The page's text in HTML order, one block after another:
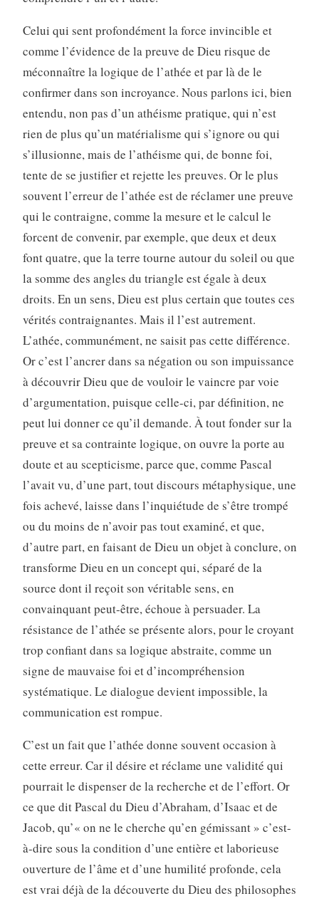
Celui qui sent profondément la force invincible et
comme l’évidence de la preuve de Dieu risque de
méconnaître la logique de l’athée et par là de le
confirmer dans son incroyance. Nous parlons ici, bien
entendu, non pas d’un athéisme pratique, qui n’est
rien de plus qu’un matérialisme qui s’ignore ou qui
s’illusionne, mais de l’athéisme qui, de bonne foi,
tente de se justifier et rejette les preuves. Or le plus
souvent l’erreur de l’athée est de réclamer une preuve
qui le contraigne, comme la mesure et le calcul le
forcent de convenir, par exemple, que deux et deux
font quatre, que la terre tourne autour du soleil ou que
la somme des angles du triangle est égale à deux
droits. En un sens, Dieu est plus certain que toutes ces
vérités contraignantes. Mais il l’est autrement.
L’athée, communément, ne saisit pas cette différence.
Or c’est l’ancrer dans sa négation ou son impuissance
à découvrir Dieu que de vouloir le vaincre par voie
d’argumentation, puisque celle-ci, par définition, ne
peut lui donner ce qu’il demande. À tout fonder sur la
preuve et sa contrainte logique, on ouvre la porte au
doute et au scepticisme, parce que, comme Pascal
l’avait vu, d’une part, tout discours métaphysique, une
fois achevé, laisse dans l’inquiétude de s’être trompé
ou du moins de n’avoir pas tout examiné, et que,
d’autre part, en faisant de Dieu un objet à conclure, on
transforme Dieu en un concept qui, séparé de la
source dont il reçoit son véritable sens, en
convainquant peut-être, échoue à persuader. La
résistance de l’athée se présente alors, pour le croyant
trop confiant dans sa logique abstraite, comme un
signe de mauvaise foi et d’incompréhension
systématique. Le dialogue devient impossible, la
communication est rompue.
C’est un fait que l’athée donne souvent occasion à
cette erreur. Car il désire et réclame une validité qui
pourrait le dispenser de la recherche et de l’effort. Or
ce que dit Pascal du Dieu d’Abraham, d’Isaac et de
Jacob, qu’« on ne le cherche qu’en gémissant » c’est-
à-dire sous la condition d’une entière et laborieuse
ouverture de l’âme et d’une humilité profonde, cela
est vrai déjà de la découverte du Dieu des philosophes